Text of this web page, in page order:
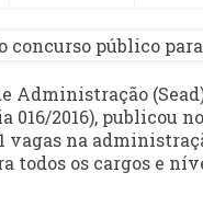
2016), publicou
vagas na
todos os cargos e